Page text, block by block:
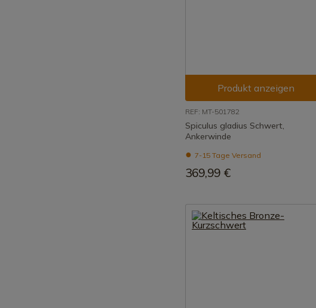
Produkt anzeigen
REF: MT-501782
Spiculus gladius Schwert,
Ankerwinde
7-15 Tage Versand
369,99 €